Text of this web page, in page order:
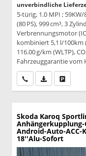
unverbindliche
5-türig, 1.0 MPI ;
(80 PS), 999 cm³, 3
Verbrennungsmotor
kombiniert 5,1 l/100km
116.00 g/km (WLTP),
Fahrzeuggarantie vom
Wir rufen Sie an
PDF-Datei,
Skoda Karoq
Anhängerkupplung-
Android-Auto-ACC-
18''Alu-Sofort